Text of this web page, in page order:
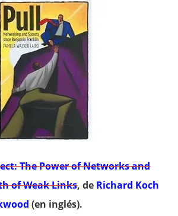
The Power of Networks and
of Weak Links, de Richard Koch
(en inglés).